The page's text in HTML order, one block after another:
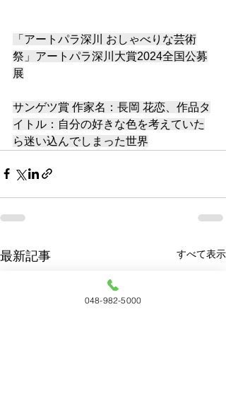
「アートパラ深川 おしゃべりな芸術
祭」アートパラ深川大賞2024全国公募
展
サンゲツ賞 作家名：長岡 花恋、作品タ
イトル：自分の好きな色を考えていた
ら迷い込んでしまった世界
最新記事 すべて表示
048-982-5000